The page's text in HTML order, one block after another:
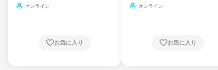
ム
オンライン
お気に入り
オンライン
お気に入り